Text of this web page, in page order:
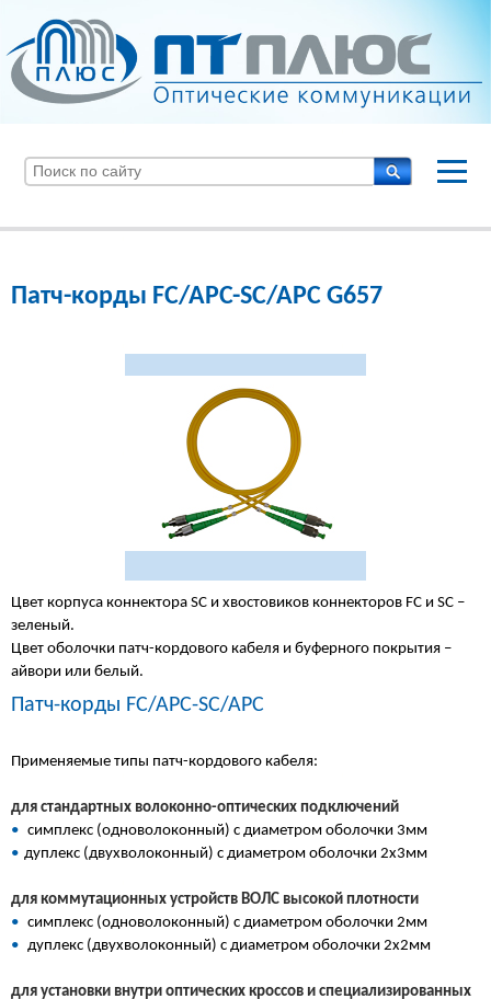
Патч-корды FC/APC-SC/APC G657
Цвет корпуса коннектора SC и хвостовиков коннекторов FC и SC –
зеленый.
Цвет оболочки патч-кордового кабеля и буферного покрытия –
айвори или белый.
Патч-корды FC/APC-SC/APC
Применяемые типы патч-кордового кабеля:
для стандартных волоконно-оптических подключений
• симплекс (одноволоконный) с диаметром оболочки 3мм
• дуплекс (двухволоконный) с диаметром оболочки 2х3мм
для коммутационных устройств ВОЛС высокой плотности
• симплекс (одноволоконный) с диаметром оболочки 2мм
• дуплекс (двухволоконный) с диаметром оболочки 2х2мм
для установки внутри оптических кроссов и специализированных